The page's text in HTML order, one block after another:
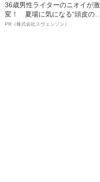
36歳男性ライターのニオイが激
変！ 夏場に気になる“頭皮のニ
オイ”や“ベタつき”を解消す
PR（株式会社スヴェンソン）